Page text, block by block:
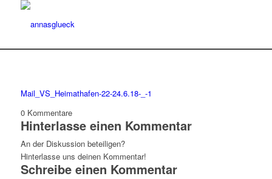
Mail_VS_Heimathafen-22-24.6.18-_-1
0 Kommentare
Hinterlasse einen Kommentar
An der Diskussion beteiligen?
Hinterlasse uns deinen Kommentar!
Schreibe einen Kommentar